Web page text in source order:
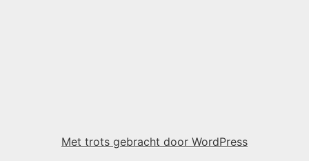
Met trots gebracht door WordPress